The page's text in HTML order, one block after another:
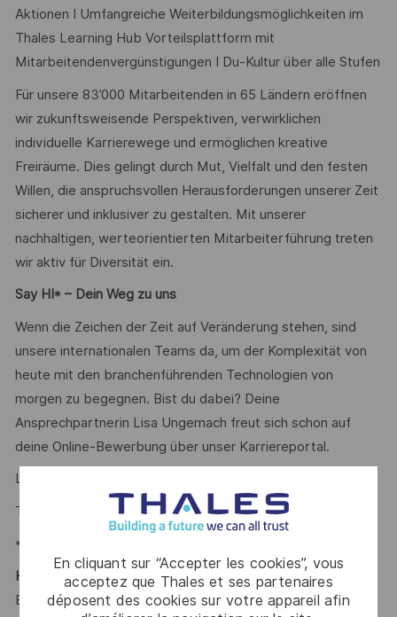
En cliquant sur “Accepter les cookies”, vous
acceptez que Thales et ses partenaires
déposent des cookies sur votre appareil afin
Aktionen I Umfangreiche Weiterbildungsmöglichkeiten im
Thales Learning Hub Vorteilsplattform mit
Mitarbeitendenvergünstigungen I Du-Kultur über alle Stufen
Für unsere 83’000 Mitarbeitenden in 65 Ländern eröffnen
wir zukunftsweisende Perspektiven, verwirklichen
individuelle Karrierewege und ermöglichen kreative
Freiräume. Dies gelingt durch Mut, Vielfalt und den festen
Willen, die anspruchsvollen Herausforderungen unserer Zeit
sicherer und inklusiver zu gestalten. Mit unserer
nachhaltigen, werteorientierten Mitarbeiterführung treten
wir aktiv für Diversität ein.
Say HI* – Dein Weg zu uns
Wenn die Zeichen der Zeit auf Veränderung stehen, sind
unsere internationalen Teams da, um der Komplexität von
heute mit den branchenführenden Technologien von
morgen zu begegnen. Bist du dabei? Deine
Ansprechpartnerin Lisa Ungemach freut sich schon auf
deine Online-Bewerbung über unser Karriereportal.
Lisa Ungemach
Talent Acquisition Partner#LI-LU1
*Human Intelligence
Hinweis für Agenturen/Agencys:
Bitte habt Verständnis dafür, dass wir proaktiv angebotene